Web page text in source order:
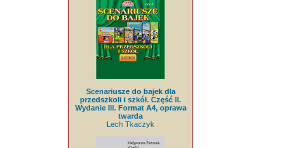
Scenariusze do bajek dla
przedszkoli i szkół. Część II.
Wydanie III. Format A4, oprawa
twarda
Lech Tkaczyk